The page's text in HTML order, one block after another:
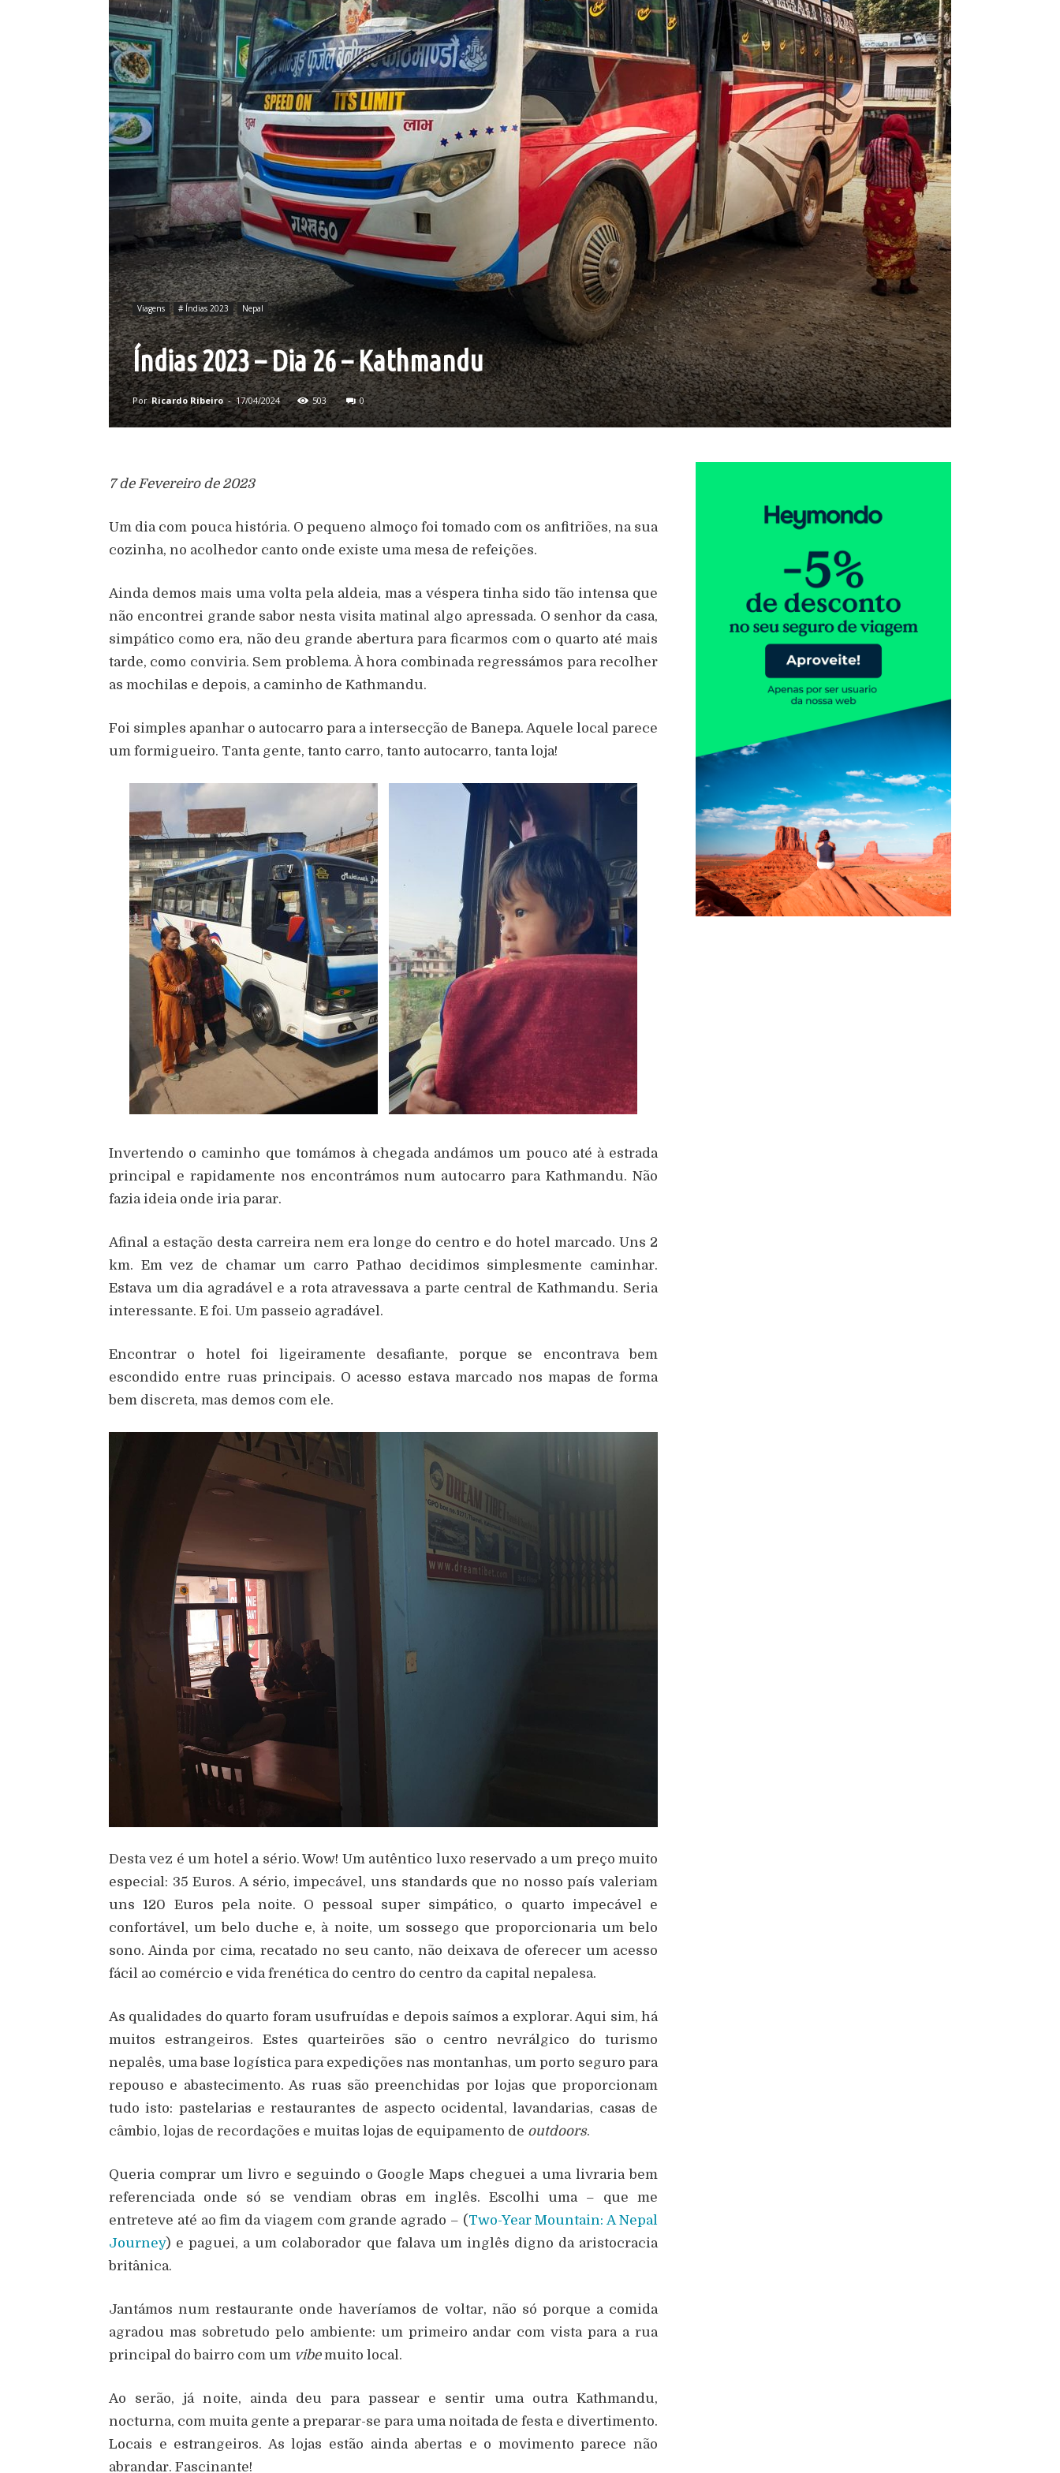
Viagens # Índias 2023 Nepal
Índias 2023 – Dia 26 – Kathmandu
Por Ricardo Ribeiro - 17/04/2024 503 0
7 de Fevereiro de 2023
Um dia com pouca história. O pequeno almoço foi tomado com os anfitriões, na sua
cozinha, no acolhedor canto onde existe uma mesa de refeições.
Ainda demos mais uma volta pela aldeia, mas a véspera tinha sido tão intensa que
não encontrei grande sabor nesta visita matinal algo apressada. O senhor da casa,
simpático como era, não deu grande abertura para ficarmos com o quarto até mais
tarde, como conviria. Sem problema. À hora combinada regressámos para recolher
as mochilas e depois, a caminho de Kathmandu.
Foi simples apanhar o autocarro para a intersecção de Banepa. Aquele local parece
um formigueiro. Tanta gente, tanto carro, tanto autocarro, tanta loja!
Invertendo o caminho que tomámos à chegada andámos um pouco até à estrada
principal e rapidamente nos encontrámos num autocarro para Kathmandu. Não
fazia ideia onde iria parar.
Afinal a estação desta carreira nem era longe do centro e do hotel marcado. Uns 2
km. Em vez de chamar um carro Pathao decidimos simplesmente caminhar.
Estava um dia agradável e a rota atravessava a parte central de Kathmandu. Seria
interessante. E foi. Um passeio agradável.
Encontrar o hotel foi ligeiramente desafiante, porque se encontrava bem
escondido entre ruas principais. O acesso estava marcado nos mapas de forma
bem discreta, mas demos com ele.
Desta vez é um hotel a sério. Wow! Um autêntico luxo reservado a um preço muito
especial: 35 Euros. A sério, impecável, uns standards que no nosso país valeriam
uns 120 Euros pela noite. O pessoal super simpático, o quarto impecável e
confortável, um belo duche e, à noite, um sossego que proporcionaria um belo
sono. Ainda por cima, recatado no seu canto, não deixava de oferecer um acesso
fácil ao comércio e vida frenética do centro do centro da capital nepalesa.
As qualidades do quarto foram usufruídas e depois saímos a explorar. Aqui sim, há
muitos estrangeiros. Estes quarteirões são o centro nevrálgico do turismo
nepalês, uma base logística para expedições nas montanhas, um porto seguro para
repouso e abastecimento. As ruas são preenchidas por lojas que proporcionam
tudo isto: pastelarias e restaurantes de aspecto ocidental, lavandarias, casas de
câmbio, lojas de recordações e muitas lojas de equipamento de outdoors.
Queria comprar um livro e seguindo o Google Maps cheguei a uma livraria bem
referenciada onde só se vendiam obras em inglês. Escolhi uma – que me
entreteve até ao fim da viagem com grande agrado – (Two-Year Mountain: A Nepal
Journey) e paguei, a um colaborador que falava um inglês digno da aristocracia
britânica.
Jantámos num restaurante onde haveríamos de voltar, não só porque a comida
agradou mas sobretudo pelo ambiente: um primeiro andar com vista para a rua
principal do bairro com um vibemuito local.
Ao serão, já noite, ainda deu para passear e sentir uma outra Kathmandu,
nocturna, com muita gente a preparar-se para uma noitada de festa e divertimento.
Locais e estrangeiros. As lojas estão ainda abertas e o movimento parece não
abrandar. Fascinante!